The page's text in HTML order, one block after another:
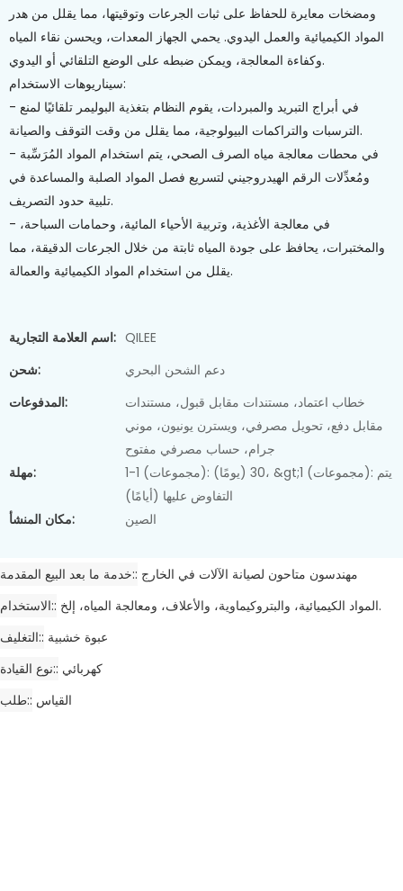
ومضخات معايرة للحفاظ على ثبات الجرعات وتوقيتها، مما يقلل من هدر
المواد الكيميائية والعمل اليدوي. يحمي الجهاز المعدات، ويحسن نقاء المياه
وكفاءة المعالجة، ويمكن ضبطه على الوضع التلقائي أو اليدوي.
سيناريوهات الاستخدام:
- في أبراج التبريد والمبردات، يقوم النظام بتغذية البوليمر تلقائيًا لمنع
الترسبات والتراكمات البيولوجية، مما يقلل من وقت التوقف والصيانة.
- في محطات معالجة مياه الصرف الصحي، يتم استخدام المواد المُرَسِّبة
ومُعدِّلات الرقم الهيدروجيني لتسريع فصل المواد الصلبة والمساعدة في
تلبية حدود التصريف.
- في معالجة الأغذية، وتربية الأحياء المائية، وحمامات السباحة،
والمختبرات، يحافظ على جودة المياه ثابتة من خلال الجرعات الدقيقة، مما
يقلل من استخدام المواد الكيميائية والعمالة.
اسم العلامة التجارية: QILEE
شحن:
دعم الشحن البحري
المدفوعات:
خطاب اعتماد، مستندات مقابل قبول، مستندات
مقابل دفع، تحويل مصرفي، ويسترن يونيون، موني
جرام، حساب مصرفي مفتوح
مهلة:
1-1 (مجموعات): 30 (يومًا)، &gt;1 (مجموعات): يتم
التفاوض عليها (أيامًا)
مكان المنشأ:
الصين
خدمة ما بعد البيع المقدمة: مهندسون متاحون لصيانة الآلات في الخارج
الاستخدام:
المواد الكيميائية، والبتروكيماوية، والأعلاف، ومعالجة المياه، إلخ.
التغليف: عبوة خشبية
نوع القيادة: كهربائي
طلب: القياس